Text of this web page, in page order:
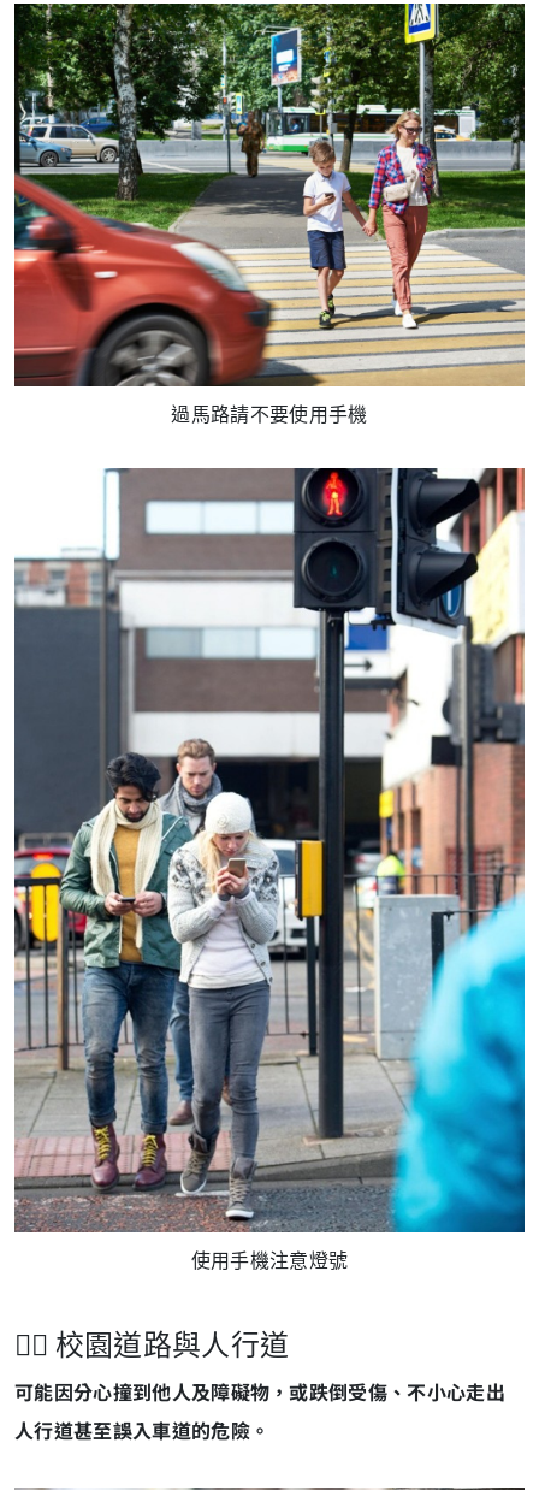
過馬路請不要使用手機
使用手機注意燈號
🚶‍♂️ 校園道路與人行道
可能因分心撞到他人及障礙物，或跌倒受傷、不小心走出
人行道甚至誤入車道的危險。